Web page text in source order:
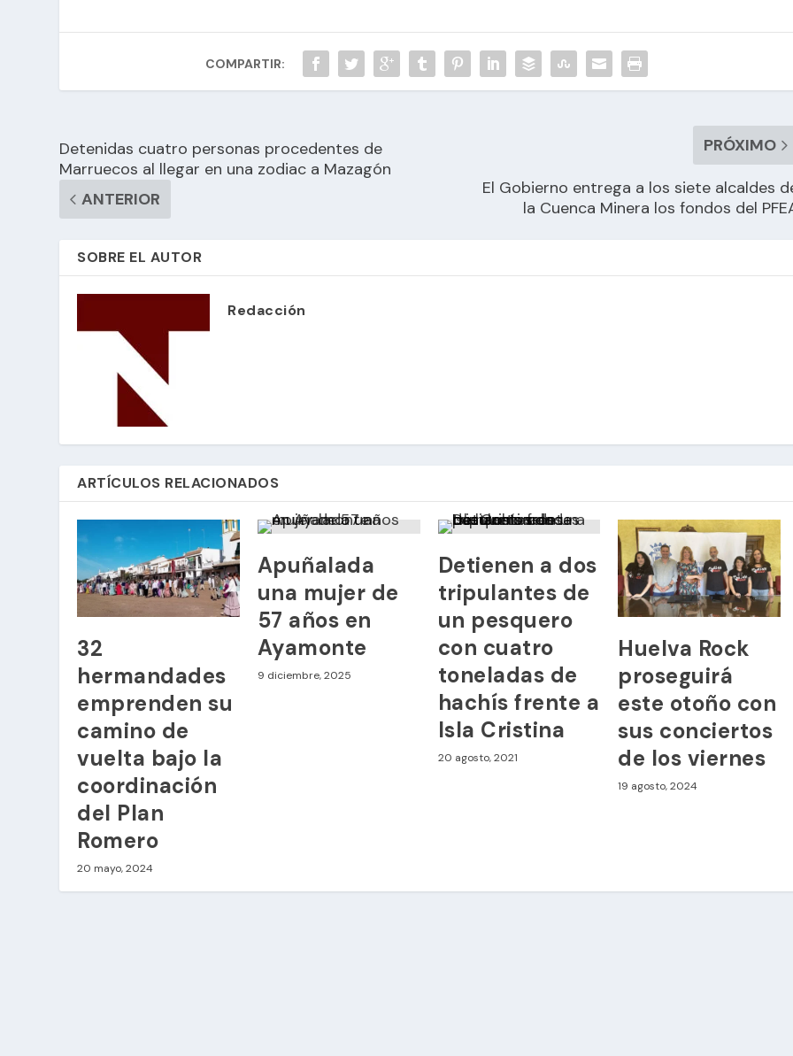
COMPARTIR:
Detenidas cuatro personas procedentes de
Marruecos al llegar en una zodiac a Mazagón
ANTERIOR
PRÓXIMO
El Gobierno entrega a los siete alcaldes
la Cuenca Minera los fondos del
SOBRE EL AUTOR
Redacción
ARTÍCULOS RELACIONADOS
32
hermandades
emprenden su
camino de
vuelta bajo la
coordinación
del Plan
Romero
20 mayo, 2024
Apuñalada
una mujer de
57 años en
Ayamonte
9 diciembre, 2025
Detienen a dos
tripulantes de
un pesquero
con cuatro
toneladas de
hachís frente a
Isla Cristina
20 agosto, 2021
Huelva Rock
proseguirá
este otoño con
sus conciertos
de los viernes
19 agosto, 2024